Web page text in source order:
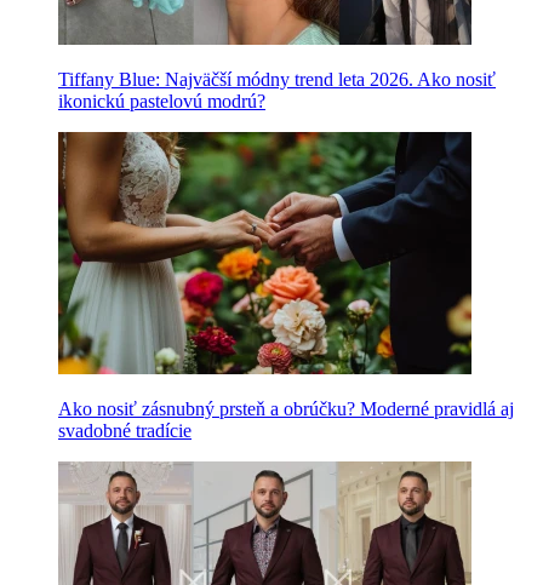
Tiffany Blue: Najväčší módny trend leta 2026. Ako nosiť
ikonickú pastelovú modrú?
Ako nosiť zásnubný prsteň a obrúčku? Moderné pravidlá aj
svadobné tradície